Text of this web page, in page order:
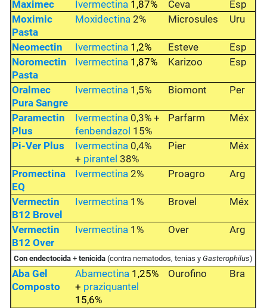
Maximec Ivermectina 1,87% Ceva
Esp
Moximic
Pasta
Moxidectina 2% Microsules Uru
Neomectin Ivermectina 1,2% Esteve
Esp
Noromectin
Pasta
Ivermectina 1,87% Karizoo Esp
Oralmec
Pura Sangre
Ivermectina 1,5% Biomont Per
Paramectin
Plus
Ivermectina 0,3% +
fenbendazol 15%
Parfarm Méx
Pi-Ver Plus Ivermectina 0,4%
+ pirantel 38%
Pier Méx
Promectina
EQ
Ivermectina 2% Proagro Arg
Vermectin
B12 Brovel
Ivermectina 1% Brovel Méx
Vermectin
B12 Over
Ivermectina 1% Over Arg
Con endectocida +tenicida (contra nematodos, tenias yGasterophilus)
Aba Gel
Composto
Abamectina 1,25%
+ praziquantel
15,6%
Ourofino Bra